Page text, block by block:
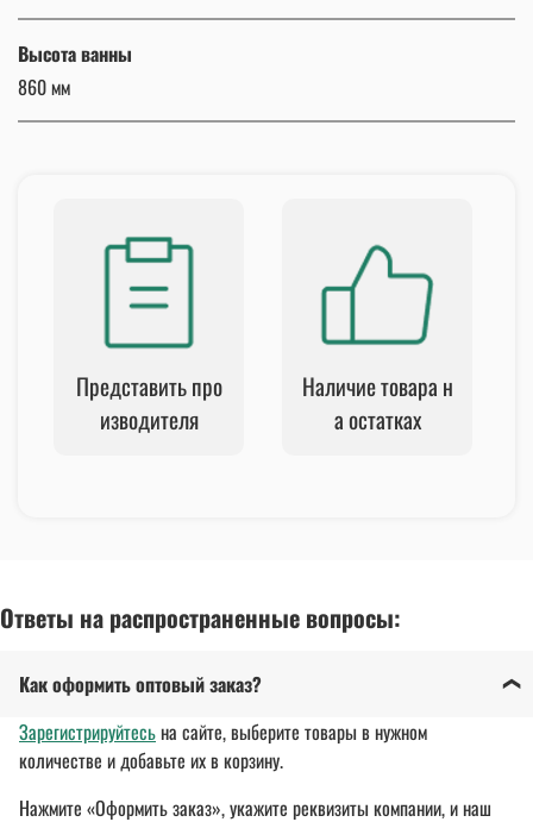
Высота ванны
860 мм
Представить про
изводителя
Наличие товара н
а остатках
Ответы на распространенные вопросы:
Как оформить оптовый заказ?
Зарегистрируйтесьна сайте, выберите товары в нужном
количестве и добавьте их в корзину.
Нажмите «Оформить заказ», укажите реквизиты компании, и наш